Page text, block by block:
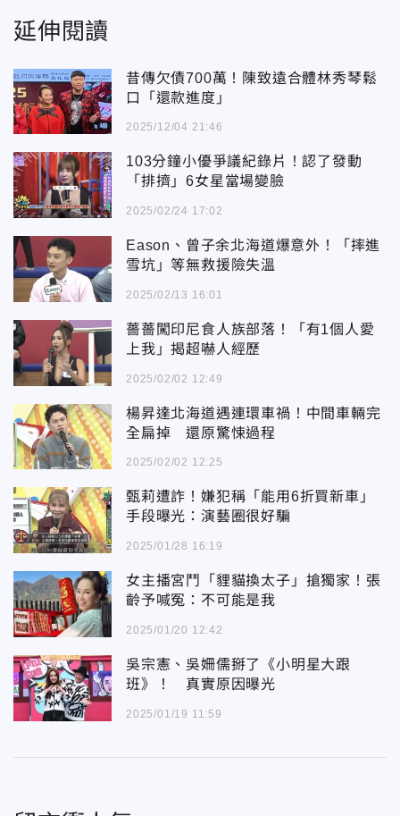
延伸閱讀
昔傳欠債700萬！陳致遠合體林秀琴鬆
口「還款進度」
2025/12/04 21:46
103分鐘小優爭議紀錄片！認了發動
「排擠」6女星當場變臉
2025/02/24 17:02
Eason、曾子余北海道爆意外！「摔進
雪坑」等無救援險失溫
2025/02/13 16:01
薔薔闖印尼食人族部落！「有1個人愛
上我」揭超嚇人經歷
2025/02/02 12:49
楊昇達北海道遇連環車禍！中間車輛完
全扁掉 還原驚悚過程
2025/02/02 12:25
甄莉遭詐！嫌犯稱「能用6折買新車」
手段曝光：演藝圈很好騙
2025/01/28 16:19
女主播宮鬥「貍貓換太子」搶獨家！張
齡予喊冤：不可能是我
2025/01/20 12:42
吳宗憲、吳姍儒掰了《小明星大跟
班》！ 真實原因曝光
2025/01/19 11:59